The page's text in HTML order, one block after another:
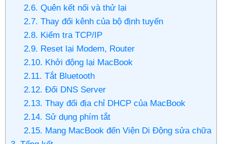
2.6. Quên kết nối và thử lại
2.7. Thay đổi kênh của bộ định tuyến
2.8. Kiểm tra TCP/IP
2.9. Reset lại Modem, Router
2.10. Khởi động lại MacBook
2.11. Tắt Bluetooth
2.12. Đổi DNS Server
2.13. Thay đổi địa chỉ DHCP của MacBook
2.14. Sử dụng phím tắt
2.15. Mang MacBook đến Viện Di Động sửa chữa